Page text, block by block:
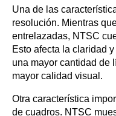
Una de las
resolución. Mientras
entrelazadas, NTSC
Esto afecta la claridad
una mayor cantidad de
mayor calidad visual.
Otra característica
de cuadros. NTSC